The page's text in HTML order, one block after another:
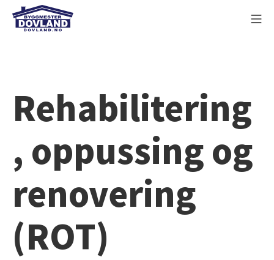
Skip
Rehabilitering
, oppussing og
renovering
(ROT)